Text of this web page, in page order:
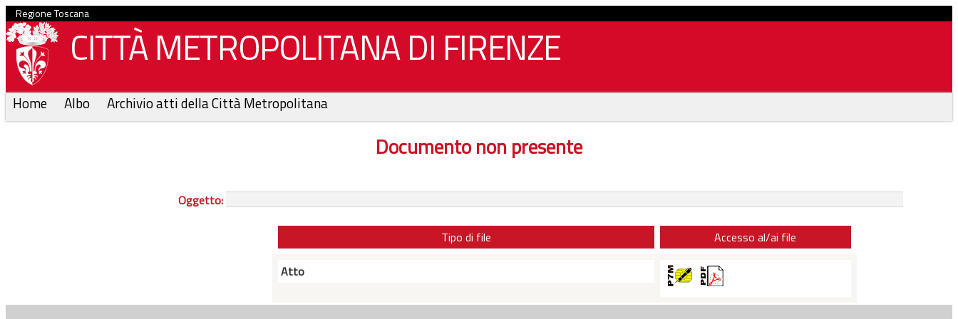
Regione Toscana
CITTÀ METROPOLITANA DI FIRENZE
Home Albo Archivio atti della Città Metropolitana
Documento non presente
Oggetto:
Tipo di file
Accesso al/ai file
Atto